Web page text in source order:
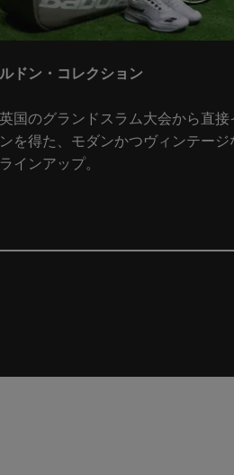
ドン・コレクション
国のグランドスラム大会から直
を得た、モダンかつヴィンテージ
インアップ。